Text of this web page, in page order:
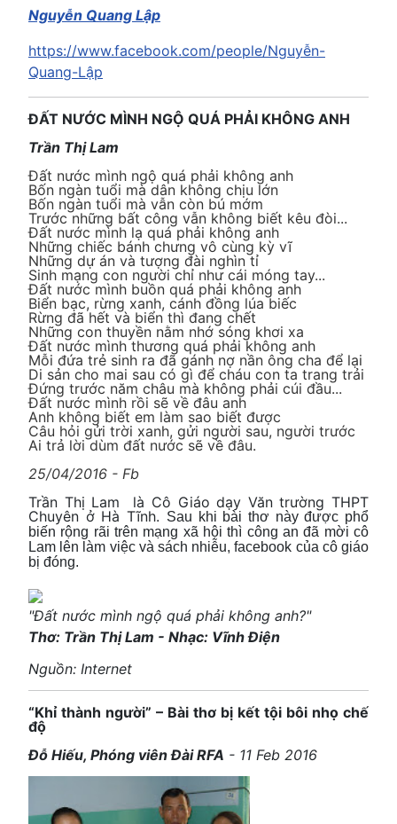
Nguyễn Quang Lập
https://www.facebook.com/people/Nguyễn-
Quang-Lập
ĐẤT NƯỚC MÌNH NGỘ QUÁ PHẢI KHÔNG ANH
Trần Thị Lam
Đất nước mình ngộ quá phải không anh
Bốn ngàn tuổi mà dân không chịu lớn
Bốn ngàn tuổi mà vẫn còn bú mớm
Trước những bất công vẫn không biết kêu đòi...
Đất nước mình lạ quá phải không anh
Những chiếc bánh chưng vô cùng kỳ vĩ
Những dự án và tượng đài nghìn tỉ
Sinh mạng con người chỉ như cái móng tay...
Đất nước mình buồn quá phải không anh
Biển bạc, rừng xanh, cánh đồng lúa biếc
Rừng đã hết và biển thì đang chết
Những con thuyền nằm nhớ sóng khơi xa
Đất nước mình thương quá phải không anh
Mỗi đứa trẻ sinh ra đã gánh nợ nần ông cha để lại
Di sản cho mai sau có gì để cháu con ta trang trải
Đứng trước năm châu mà không phải cúi đầu...
Đất nước mình rồi sẽ về đâu anh
Anh không biết em làm sao biết được
Câu hỏi gửi trời xanh, gửi người sau, người trước
Ai trả lời dùm đất nước sẽ về đâu.
25/04/2016 - Fb
Trần Thị Lam là Cô Giáo dạy Văn trường THPT
Chuyên ở Hà Tĩnh. Sau khi bài thơ này được phổ
biến rộng rãi trên mạng xã hội thì công an đã mời cô
Lam lên làm việc và sách nhiễu, facebook của cô giáo
bị đóng.
"Đất nước mình ngộ quá phải không anh?"
Thơ: Trần Thị Lam - Nhạc: Vĩnh Điện
Nguồn: Internet
“Khỉ thành người” – Bài thơ bị kết tội bôi nhọ chế
độ
Đỗ Hiếu, Phóng viên Đài RFA - 11 Feb 2016